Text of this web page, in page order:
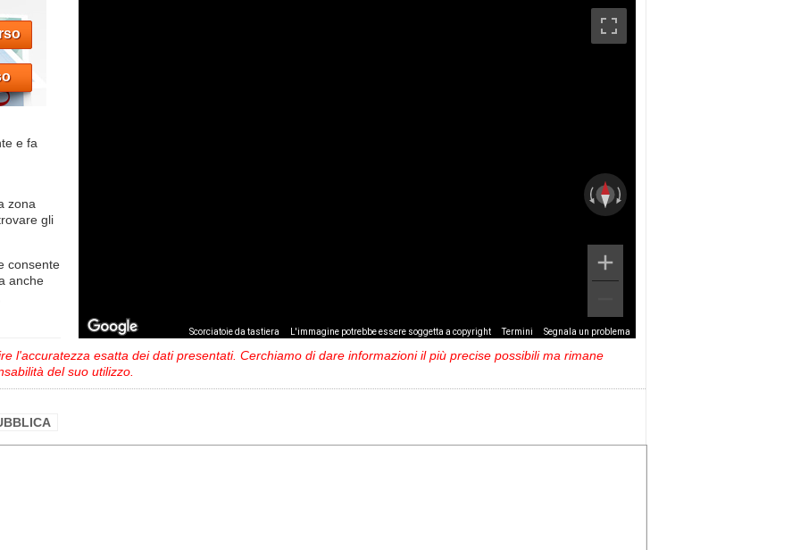
e fa
zona
gli
consente
anche
Scorciatoie da tastiera L'immagine potrebbe essere soggetta a copyright Termini Segnala un problema
l'accuratezza esatta dei dati presentati. Cerchiamo di dare informazioni il più precise possibili ma rimane
del suo utilizzo.